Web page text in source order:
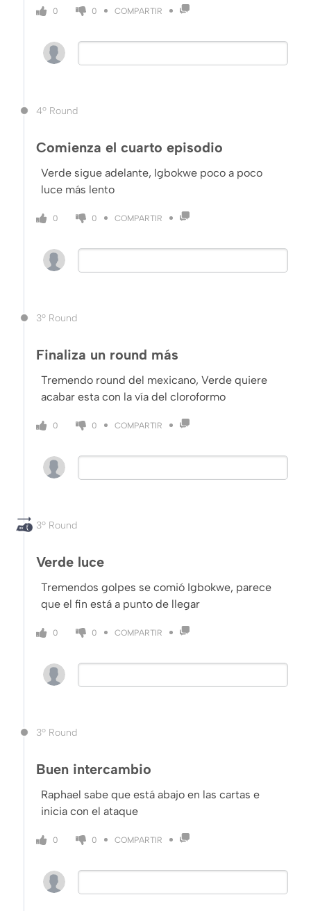
0 0 COMPARTIR
4º Round
Comienza el cuarto episodio
Verde sigue adelante, Igbokwe poco a poco
luce más lento
0 0 COMPARTIR
3º Round
Finaliza un round más
Tremendo round del mexicano, Verde quiere
acabar esta con la vía del cloroformo
0 0 COMPARTIR
3º Round
Verde luce
Tremendos golpes se comió Igbokwe, parece
que el fin está a punto de llegar
0 0 COMPARTIR
3º Round
Buen intercambio
Raphael sabe que está abajo en las cartas e
inicia con el ataque
0 0 COMPARTIR